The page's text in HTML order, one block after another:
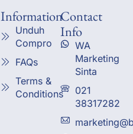
Information
Unduh
Compro
FAQs
Terms &
Conditions
Contact
Info
WA
Marketing
Sinta
021
38317282